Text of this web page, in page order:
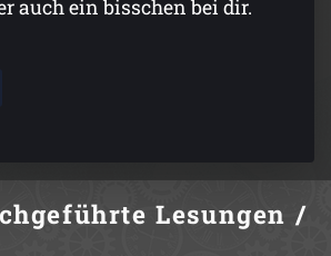
auch ein bisschen bei dir.
Lesungen /